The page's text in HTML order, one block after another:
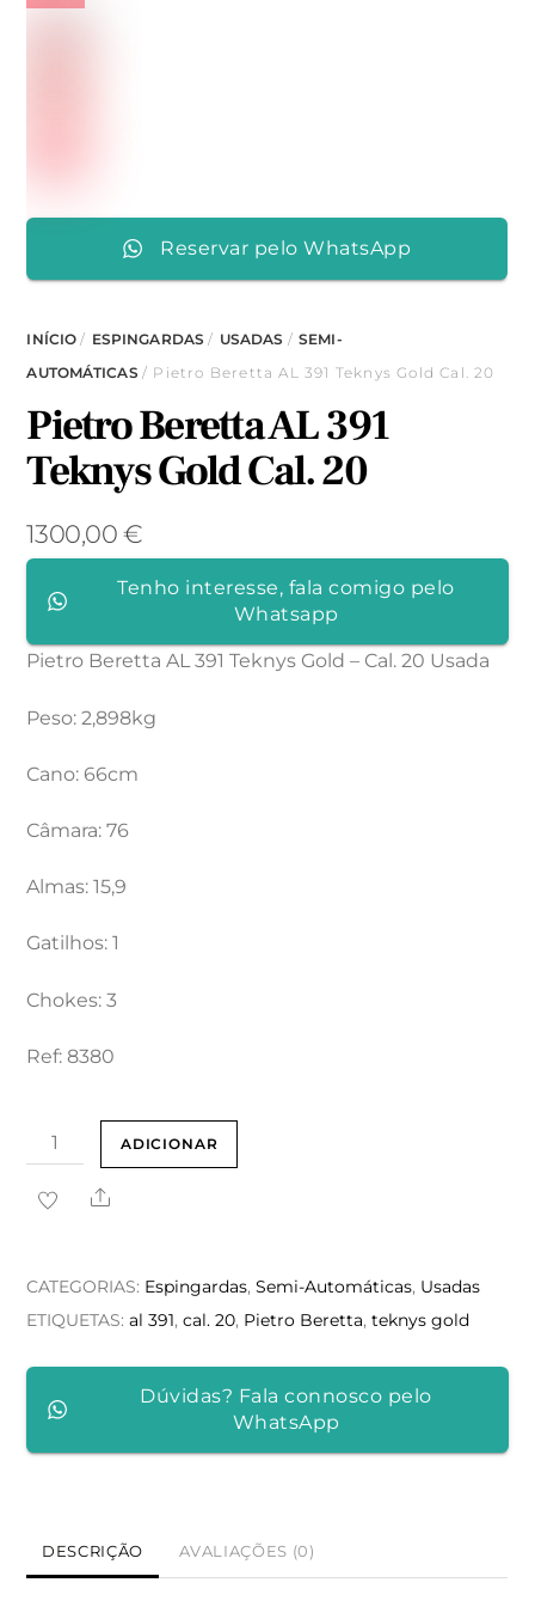
Reservar pelo WhatsApp
INÍCIO/ ESPINGARDAS / USADAS /SEMI-
AUTOMÁTICAS/ Pietro Beretta AL 391 Teknys Gold Cal. 20
Pietro Beretta AL 391
Teknys Gold Cal. 20
1300,00€
Tenho interesse, fala comigo pelo
Whatsapp
Pietro Beretta AL 391 Teknys Gold – Cal. 20 Usada
Peso: 2,898kg
Cano: 66cm
Câmara: 76
Almas: 15,9
Gatilhos: 1
Chokes: 3
Ref: 8380
Quantidade
de
Pietro
Teknys
Gold
Cal.
ADICIONAR
Share
CATEGORIAS: Espingardas,Semi-Automáticas, Usadas
ETIQUETAS:al 391,cal. 20, Pietro Beretta,teknys gold
Dúvidas? Fala connosco pelo
WhatsApp
DESCRIÇÃO AVALIAÇÕES (0)